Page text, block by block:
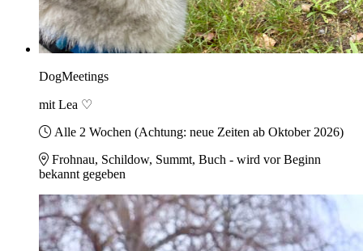
DogMeetings
mit Lea ♡
Alle 2 Wochen (Achtung: neue Zeiten ab Oktober 2026)
Frohnau, Schildow, Summt, Buch - wird vor Beginn
bekannt gegeben